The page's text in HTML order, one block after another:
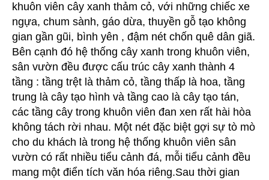
khuôn viên cây xanh thảm cỏ, với những chiếc xe
ngựa, chum sành, gáo dừa, thuyền gỗ tạo không
gian gần gũi, bình yên , đậm nét chốn quê dân giã.
Bên cạnh đó hệ thống cây xanh trong khuôn viên,
sân vườn đều được cấu trúc cây xanh thành 4
tầng : tầng trệt là thảm cỏ, tầng thấp là hoa, tầng
trung là cây tạo hình và tầng cao là cây tạo tán,
các tầng cây trong khuôn viên đan xen rất hài hòa
không tách rời nhau. Một nét đặc biệt gợi sự tò mò
cho du khách là trong hệ thống khuôn viên sân
vườn có rất nhiều tiểu cảnh đá, mỗi tiểu cảnh đều
mang một điển tích văn hóa riêng.Sau thời gian